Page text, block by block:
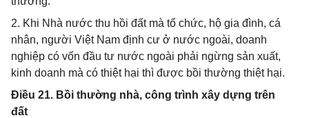
2. Khi Nhà nước thu hồi đất mà tổ chức, hộ gia đình, cá
nhân, người Việt Nam định cư ở nước ngoài, doanh
nghiệp có vốn đầu tư nước ngoài phải ngừng sản xuất,
kinh doanh mà có thiệt hại thì được bồi thường thiệt hại.
Điều 21. Bồi thường nhà, công trình xây dựng trên
đất